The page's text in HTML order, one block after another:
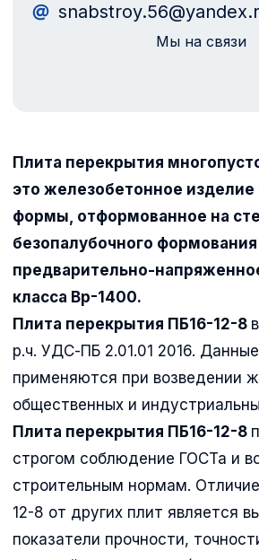
Мы на связи
Плита перекрытия
это железобетонное
формы, отформованное на
безопалубочного формования
предварительно-
класса Вр-1400.
Плита перекрытия ПБ16-12-8
р.ч. УДС-ПБ 2.01.01 2016.
применяются при возведении
общественных и
Плита перекрытия ПБ16-12-8
строгом соблюдение ГОСТа и
строительным нормам.
12-8 от других плит является
показатели прочности,